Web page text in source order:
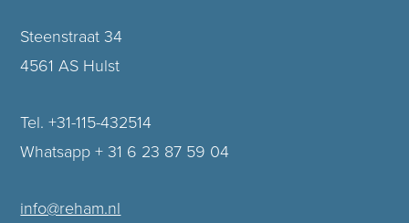
Steenstraat 34
4561 AS Hulst
Tel. +31-115-432514
Whatsapp + 31 6 23 87 59 04
info@reham.nl